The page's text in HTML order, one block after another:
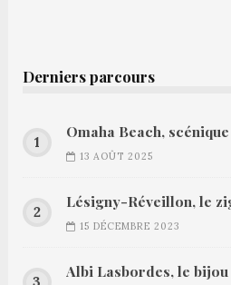
Derniers parcours
Omaha Beach,
13 AOÛT 2025
Lésigny-Réveillon, le
15 DÉCEMBRE 2023
Albi Lasbordes, le